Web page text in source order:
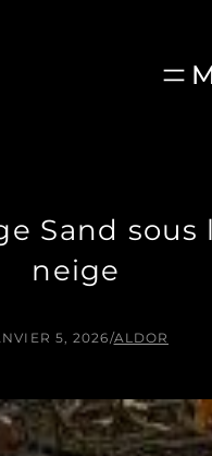
Sand sous
neige
5, 2026/ALDOR